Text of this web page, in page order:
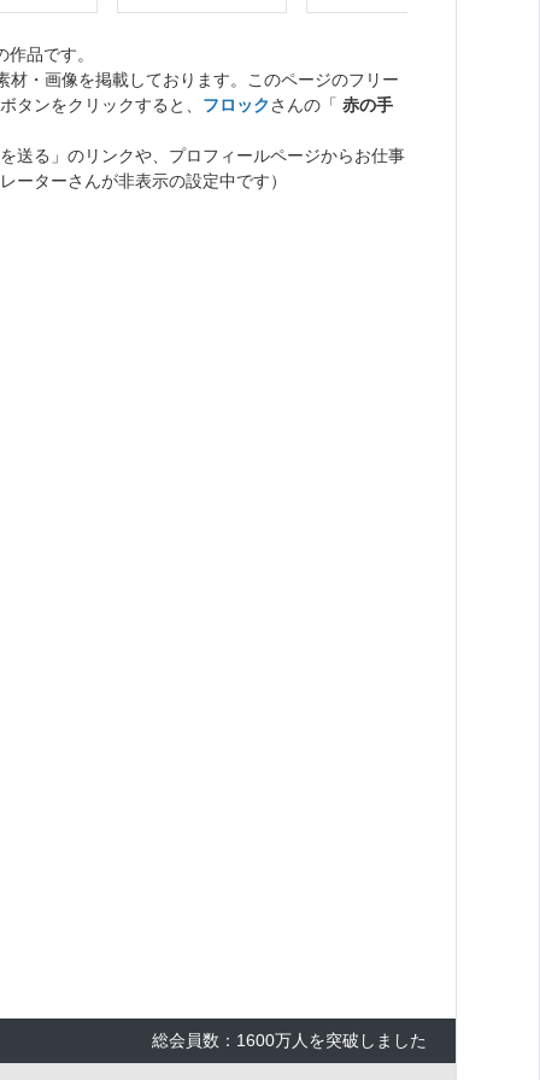
作品です。
・画像を掲載しております。このページのフリー
タンをクリックすると、 フロックさんの「 赤の手
送る」のリンクや、プロフィールページからお仕事
ーターさんが非表示の設定中です）
総会員数：1600万人を突破しました